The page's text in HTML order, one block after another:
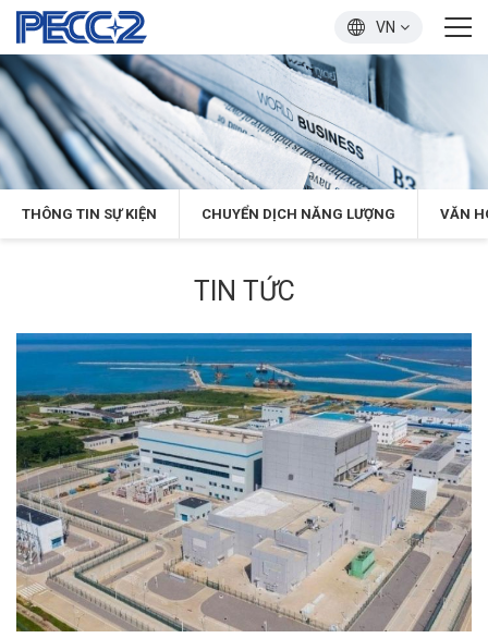
VN
THÔNG TIN SỰ KIỆN CHUYỂN DỊCH NĂNG LƯỢNG VĂN
TIN TỨC